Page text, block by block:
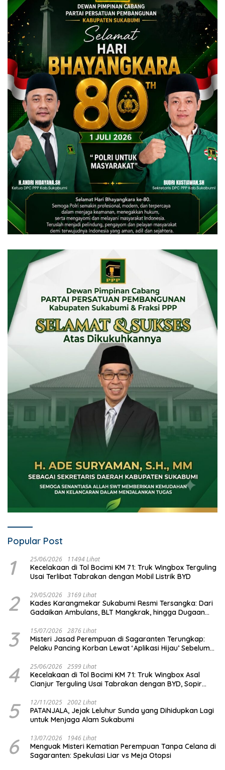
Popular Post
1 25/06/2026 11494 Lihat
Kecelakaan di Tol Bocimi KM 71: Truk Wingbox Terguling
Usai Terlibat Tabrakan dengan Mobil Listrik BYD
2 29/05/2026 3169 Lihat
Kades Karangmekar Sukabumi Resmi Tersangka: Dari
Gadaikan Ambulans, BLT Mangkrak, hingga Dugaan
3 15/07/2026 2876 Lihat
Misteri Jasad Perempuan di Sagaranten Terungkap:
Pelaku Pancing Korban Lewat ‘Aplikasi Hijau’ Sebelum
4 25/06/2026 2599 Lihat
Kecelakaan di Tol Bocimi KM 71: Truk Wingbox Asal
Cianjur Terguling Usai Tabrakan dengan BYD, Sopir
5 12/11/2025 2002 Lihat
PATANJALA, Jejak Leluhur Sunda yang Dihidupkan Lagi
untuk Menjaga Alam Sukabumi
6 13/07/2026 1946 Lihat
Menguak Misteri Kematian Perempuan Tanpa Celana di
Sagaranten: Spekulasi Liar vs Meja Otopsi